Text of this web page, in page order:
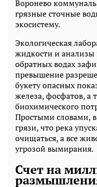
Воронево
грязные сточные
экосистему.
Экологическая
жидкости и анализы
обратных водах
превышение
букету опасных
железа, фосфатов, а
биохимического
Простыми словами, в
грязи, что река
очищаться, а все
угрозой вымирания.
Счет на